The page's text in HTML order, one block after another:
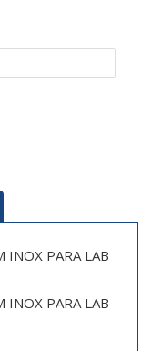
INOX PARA LAB
INOX PARA LAB